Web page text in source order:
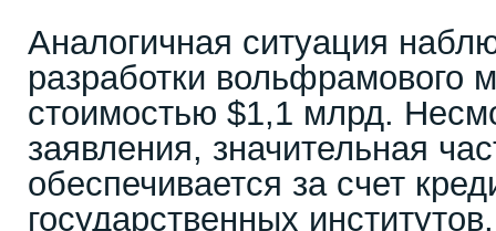
Аналогичная ситуация
разработки вольфрамового
стоимостью $1,1 млрд.
заявления, значительная
обеспечивается за счет
государственных